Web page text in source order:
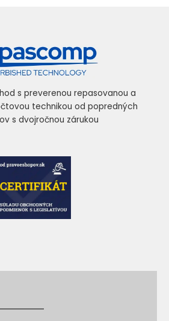
s preverenou repasovanou a
technikou od popredných
s dvojročnou zárukou